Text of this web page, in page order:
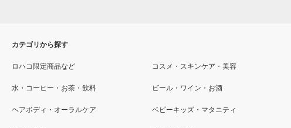
カテゴリから探す
ロハコ限定商品など コスメ・スキンケア・美容
水・コーヒー・お茶・飲料 ビール・ワイン・お酒
ヘアボディ・オーラルケア ベビーキッズ・マタニティ